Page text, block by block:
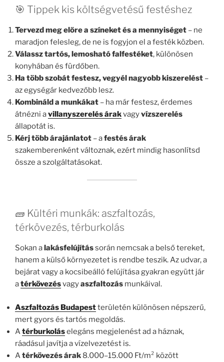
🎯 Tippek kis költségvetésű festéshez
Tervezd meg előre a színeket és a mennyiséget – ne
maradjon felesleg, de ne is fogyjon el a festék közben.
Válassz tartós, lemosható falfestéket, különösen
konyhában és fürdőben.
Ha több szobát festesz, vegyél nagyobb kiszerelést –
az egységár kedvezőbb lesz.
Kombináld a munkákat – ha már festesz, érdemes
átnézni avillanyszerelés árakvagyvízszerelés
állapotát is.
Kérj több árajánlatot – afestés árak
szakemberenként változnak, ezért mindig hasonlítsd
össze a szolgáltatásokat.
🧱 Kültéri munkák: aszfaltozás,
térkövezés, térburkolás
Sokan a lakásfelújítássorán nemcsak a belső tereket,
hanem a külső környezetet is rendbe teszik. Az udvar, a
bejárat vagy a kocsibeálló felújítása gyakran együtt jár
atérkövezésvagyaszfaltozás munkáival.
Aszfaltozás Budapestterületén különösen népszerű,
mert gyors és tartós megoldás.
Atérburkoláselegáns megjelenést ad a háznak,
ráadásul javítja a vízelvezetést is.
Atérkövezés árak 8.000–15.000 Ft/m² között